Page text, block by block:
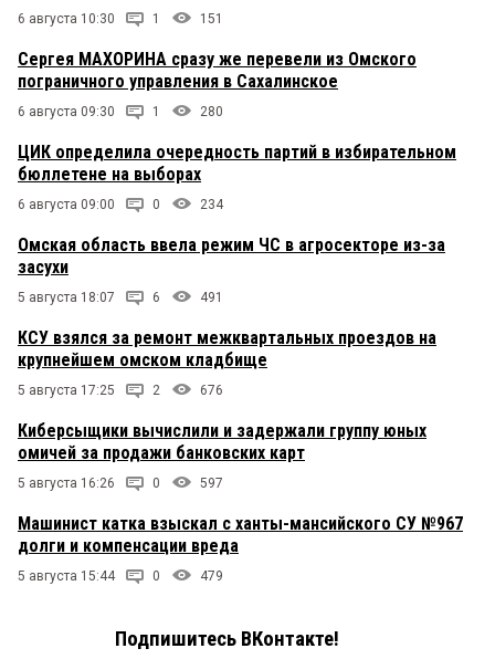
6 августа 10:30 1 151
Сергея МАХОРИНА сразу же перевели из Омского
пограничного управления в Сахалинское
6 августа 09:30 1 280
ЦИК определила очередность партий в избирательном
бюллетене на выборах
6 августа 09:00 0 234
Омская область ввела режим ЧС в агросекторе из-за
засухи
5 августа 18:07 6 491
КСУ взялся за ремонт межквартальных проездов на
крупнейшем омском кладбище
5 августа 17:25 2 676
Киберсыщики вычислили и задержали группу юных
омичей за продажи банковских карт
5 августа 16:26 0 597
Машинист катка взыскал с ханты-мансийского СУ №967
долги и компенсации вреда
5 августа 15:44 0 479
Подпишитесь ВКонтакте!